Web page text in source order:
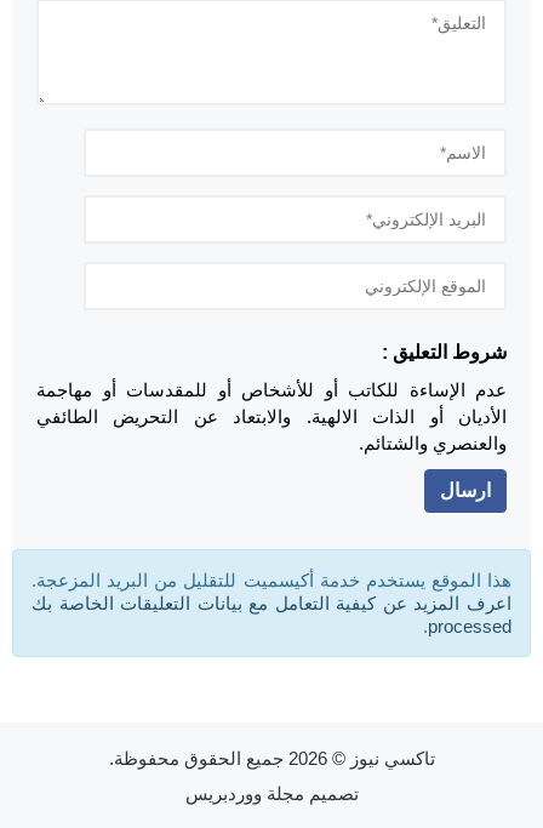
شروط التعليق :
عدم الإساءة للكاتب أو للأشخاص أو للمقدسات أو مهاجمة
الأديان أو الذات الالهية. والابتعاد عن التحريض الطائفي
والعنصري والشتائم.
هذا الموقع يستخدم خدمة أكيسميت للتقليل من البريد المزعجة.
اعرف المزيد عن كيفية التعامل مع بيانات التعليقات الخاصة بك
processed
.
تاكسي نيوز © 2026 جميع الحقوق محفوظة.
تصميم مجلة ووردبريس